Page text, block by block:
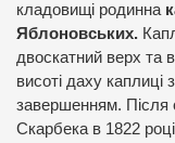
кладовищі родинна
Яблоновських.
двоскатний верх та
висоті даху каплиці
завершенням. Після
Скарбека в 1822